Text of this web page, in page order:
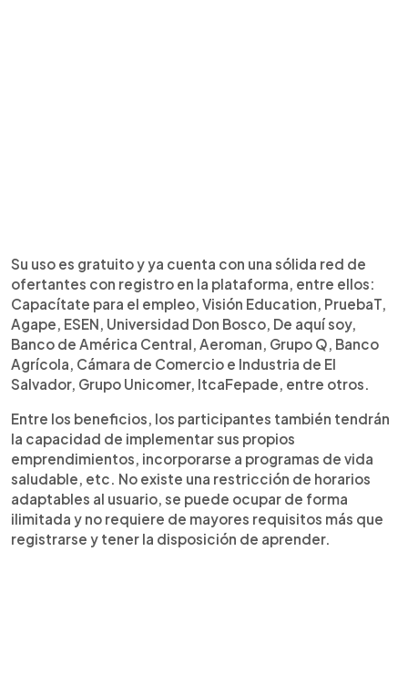
Su uso es gratuito y ya cuenta con una sólida red de
ofertantes con registro en la plataforma, entre ellos:
Capacítate para el empleo, Visión Education, PruebaT,
Agape, ESEN, Universidad Don Bosco, De aquí soy,
Banco de América Central, Aeroman, Grupo Q, Banco
Agrícola, Cámara de Comercio e Industria de El
Salvador, Grupo Unicomer, ItcaFepade, entre otros.
Entre los beneficios, los participantes también tendrán
la capacidad de implementar sus propios
emprendimientos, incorporarse a programas de vida
saludable, etc. No existe una restricción de horarios
adaptables al usuario, se puede ocupar de forma
ilimitada y no requiere de mayores requisitos más que
registrarse y tener la disposición de aprender.